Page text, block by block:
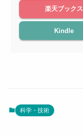
楽天ブックス
Kindle
科学・技術